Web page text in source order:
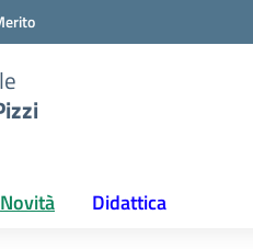
Novità Didattica